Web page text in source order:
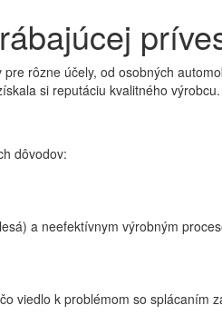
rôzne účely, od osobných
si reputáciu kvalitného
dôvodov:
a neefektívnym výrobným
viedlo k problémom so splácaním